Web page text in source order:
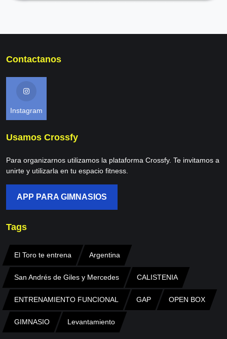
Contactanos
Instagram
Usamos Crossfy
Para organizarnos utilizamos la plataforma Crossfy. Te invitamos a
unirte y utilizarla en tu espacio fitness.
APP PARA GIMNASIOS
Tags
El Toro te entrena Argentina
San Andrés de Giles y Mercedes CALISTENIA
ENTRENAMIENTO FUNCIONAL GAP OPEN BOX
GIMNASIO Levantamiento